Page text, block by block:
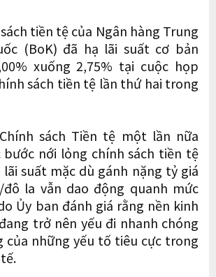
tiền tệ của Ngân hàng Trung
(BoK) đã hạ lãi suất cơ bản
xuống 2,75% tại cuộc họp
sách tiền tệ lần thứ hai trong
sách Tiền tệ một lần nữa
bước nới lỏng chính sách tiền tệ
lãi suất mặc dù gánh nặng tỷ giá
la vẫn dao động quanh mức
Ủy ban đánh giá rằng nền kinh
trở nên yếu đi nhanh chóng
của những yếu tố tiêu cực trong